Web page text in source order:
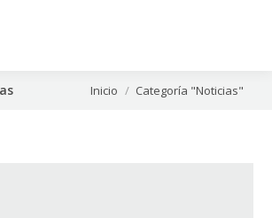
Estás aquí:
Inicio Categoría "Noticias"